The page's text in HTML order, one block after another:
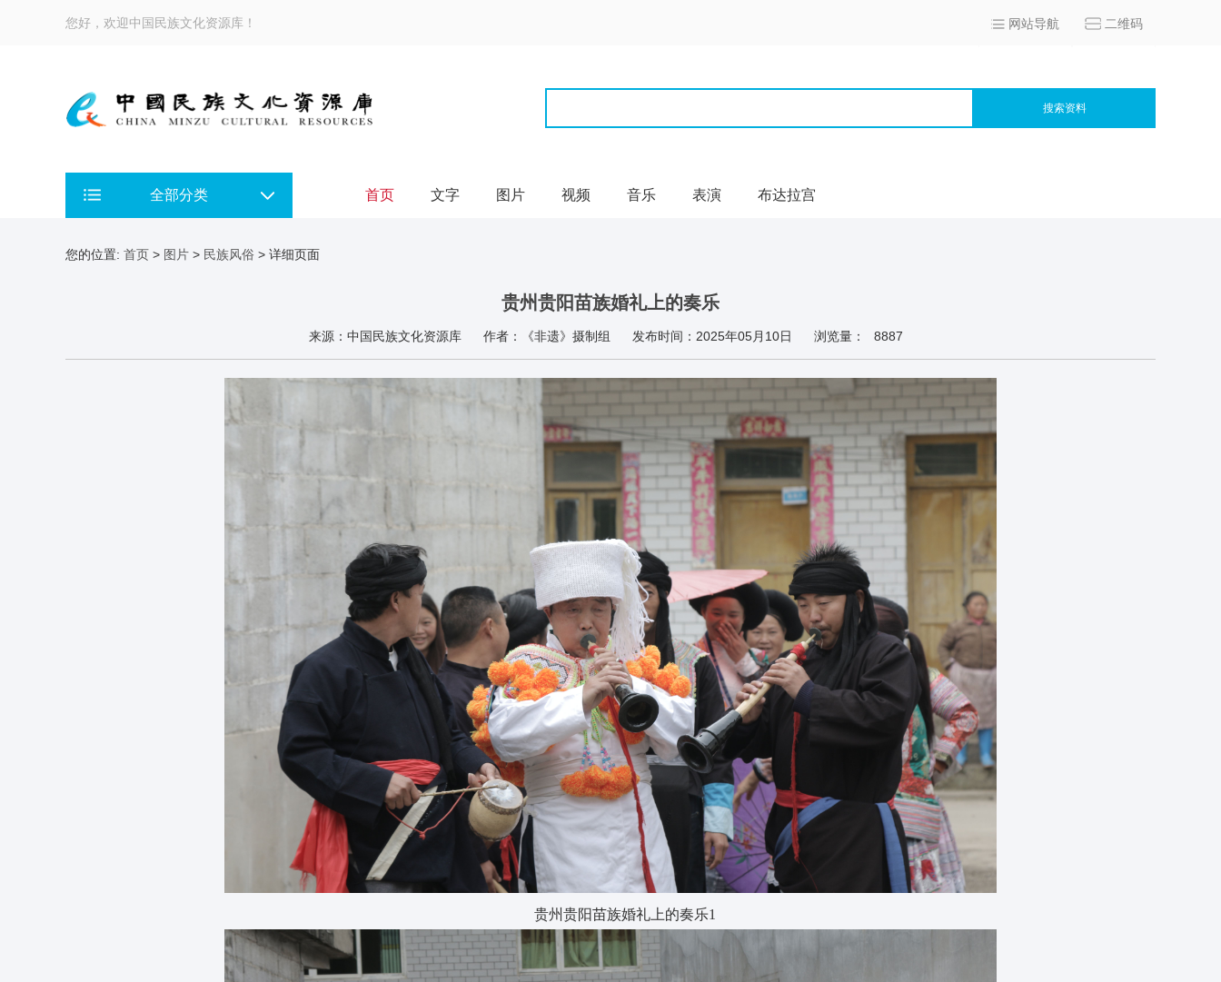
您好，欢迎中国民族文化资源库！ 网站导航 二维码
搜索资料
全部分类 首页 文字 图片 视频 音乐 表演 布达拉宫
您的位置: 首页 > 图片 > 民族风俗 > 详细页面
贵州贵阳苗族婚礼上的奏乐
来源：中国民族文化资源库 作者：《非遗》摄制组 发布时间：2025年05月10日 浏览量： 8887
贵州贵阳苗族婚礼上的奏乐1